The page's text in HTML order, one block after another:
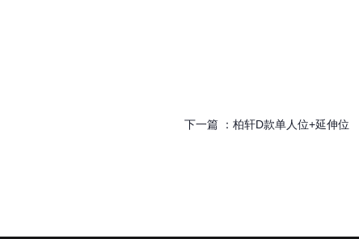
下一篇 ： 柏轩D款单人位+延伸位